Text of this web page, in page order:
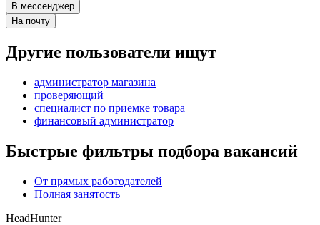
В мессенджер
На почту
Другие пользователи ищут
администратор магазина
проверяющий
специалист по приемке товара
финансовый администратор
Быстрые фильтры подбора вакансий
От прямых работодателей
Полная занятость
HeadHunter